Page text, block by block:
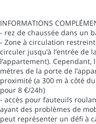
INFORMATIONS
- rez de chaussée dans un
- Zone à circulation
circuler jusqu’à l’entrée de
l’appartement).
mètres de la porte de
proximité (a 300 m à côté
pour 8 €/24h)
- accès pour fauteuils
ayant des problèmes de
peut représenter un défi à